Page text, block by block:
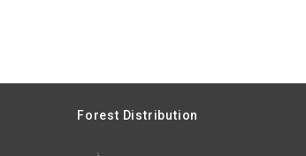
Forest Distribution